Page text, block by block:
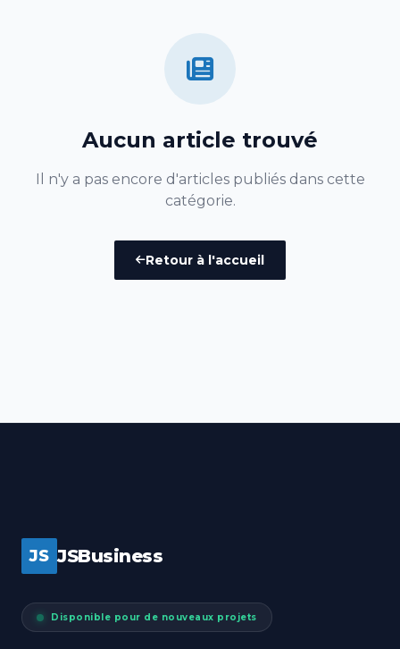
Aucun article trouvé
Il n'y a pas encore d'articles publiés dans cette
catégorie.
Retour à l'accueil
JS JSBusiness
Disponible pour de nouveaux projets